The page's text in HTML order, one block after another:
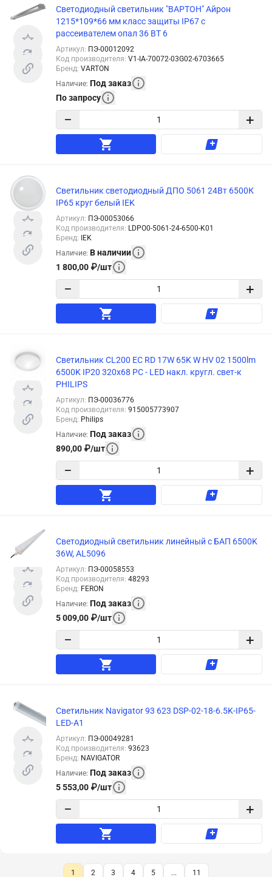
Светодиодный светильник "ВАРТОН" Айрон
1215*109*66 мм класс защиты IP67 с
рассеивателем опал 36 ВТ 6
Артикул: ПЭ-00012092
Код производителя: V1-IA-70072-03G02-6703665
Бренд: VARTON
Наличие: Под заказ
По запросу
− +
Светильник светодиодный ДПО 5061 24Вт 6500К
IP65 круг белый IEK
Артикул: ПЭ-00053066
Код производителя: LDPO0-5061-24-6500-K01
Бренд:
IEK
Наличие: В наличии
1 800,00 ₽/шт
− +
Светильник CL200 EC RD 17W 65K W HV 02 1500lm
6500K IP20 320x68 PC - LED накл. кругл. свет-к
PHILIPS
Артикул: ПЭ-00036776
Код производителя: 915005773907
Бренд: Philips
Наличие: Под заказ
890,00 ₽/шт
− +
Светодиодный светильник линейный с БАП 6500K
36W, AL5096
Артикул: ПЭ-00058553
Код производителя: 48293
Бренд: FERON
Наличие: Под заказ
5 009,00 ₽/шт
− +
Светильник Navigator 93 623 DSP-02-18-6.5K-IP65-
LED-A1
Артикул: ПЭ-00049281
Код производителя: 93623
Бренд: NAVIGATOR
Наличие: Под заказ
5 553,00 ₽/шт
− +
1 2 3 4 5 ... 11